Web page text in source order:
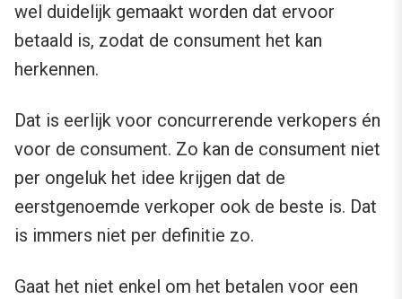
wel duidelijk gemaakt worden dat ervoor
betaald is, zodat de consument het kan
herkennen.
Dat is eerlijk voor concurrerende verkopers én
voor de consument. Zo kan de consument niet
per ongeluk het idee krijgen dat de
eerstgenoemde verkoper ook de beste is. Dat
is immers niet per definitie zo.
Gaat het niet enkel om het betalen voor een